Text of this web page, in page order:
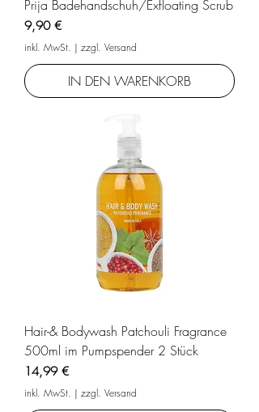
Prija Badehandschuh/Exfloating Scrub
Preis
9,90 €
inkl. MwSt. | zzgl. Versand
IN DEN WARENKORB
Hair-& Bodywash Patchouli Fragrance
500ml im Pumpspender 2 Stück
Preis
14,99 €
inkl. MwSt. | zzgl. Versand